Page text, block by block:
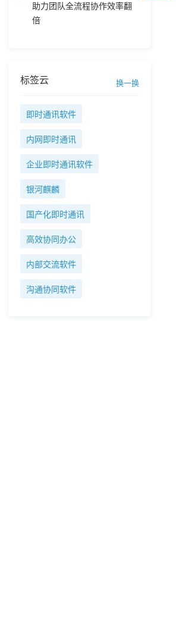
助力团队全流程协作效率翻
倍
标签云 换一换
即时通讯软件
内网即时通讯
企业即时通讯软件
银河麒麟
国产化即时通讯
高效协同办公
内部交流软件
沟通协同软件